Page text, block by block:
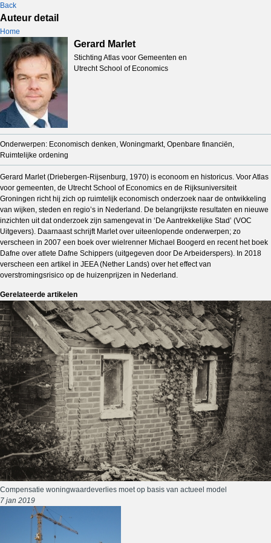
Back
Auteur detail
Home
Gerard Marlet
Stichting Atlas voor Gemeenten en
Utrecht School of Economics
Onderwerpen: Economisch denken, Woningmarkt, Openbare financiën,
Ruimtelijke ordening
Gerard Marlet (Driebergen-Rijsenburg, 1970) is econoom en historicus. Voor Atlas
voor gemeenten, de Utrecht School of Economics en de Rijksuniversiteit
Groningen richt hij zich op ruimtelijk economisch onderzoek naar de ontwikkeling
van wijken, steden en regio’s in Nederland. De belangrijkste resultaten en nieuwe
inzichten uit dat onderzoek zijn samengevat in ‘De Aantrekkelijke Stad’ (VOC
Uitgevers). Daarnaast schrijft Marlet over uiteenlopende onderwerpen; zo
verscheen in 2007 een boek over wielrenner Michael Boogerd en recent het boek
Dafne over atlete Dafne Schippers (uitgegeven door De Arbeiderspers). In 2018
verscheen een artikel in JEEA (Nether Lands) over het effect van
overstromingsrisico op de huizenprijzen in Nederland.
Gerelateerde artikelen
Compensatie woningwaardeverlies moet op basis van actueel model
7 jan 2019